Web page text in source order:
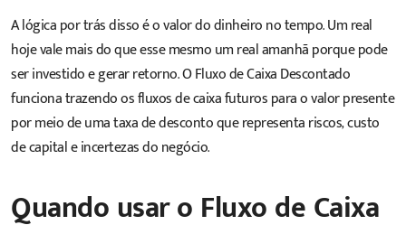
A lógica por trás disso é o valor do dinheiro no tempo. Um real
hoje vale mais do que esse mesmo um real amanhã porque pode
ser investido e gerar retorno. O Fluxo de Caixa Descontado
funciona trazendo os fluxos de caixa futuros para o valor presente
por meio de uma taxa de desconto que representa riscos, custo
de capital e incertezas do negócio.
Quando usar o Fluxo de Caixa